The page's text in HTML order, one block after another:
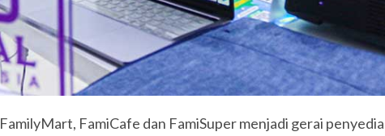
FamiCafe dan FamiSuper menjadi gerai penyedia